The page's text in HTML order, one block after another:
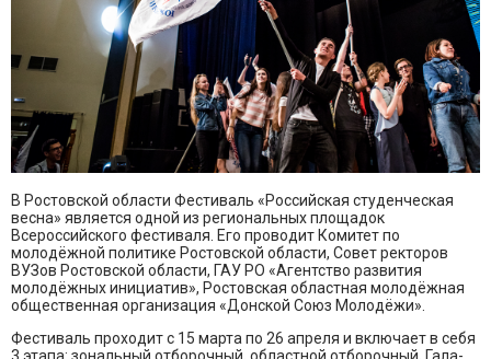
В Ростовской области Фестиваль «Российская студенческая
весна» является одной из региональных площадок
Всероссийского фестиваля. Его проводит Комитет по
молодёжной политике Ростовской области, Совет ректоров
ВУЗов Ростовской области, ГАУ РО «Агентство развития
молодёжных инициатив», Ростовская областная молодёжная
общественная организация «Донской Союз Молодёжи».
Фестиваль проходит с 15 марта по 26 апреля и включает в себя